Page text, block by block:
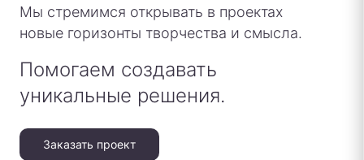
Мы стремимся открывать в проектах
новые горизонты творчества и смысла.
Помогаем создавать
уникальные решения.
Заказать проект